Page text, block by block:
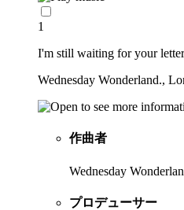
1
I'm still waiting for your letter
Wednesday Wonderland.,
作曲者
Wednesday
プロデューサー